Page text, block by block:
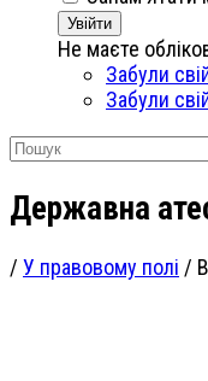
Увійти
Не маєте
Забули
Забули
Державна
/ У правовому полі /